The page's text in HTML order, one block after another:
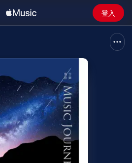
登入
安裝 Apple Music